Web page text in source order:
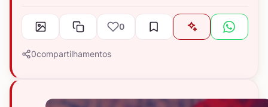
0
0compartilhamentos